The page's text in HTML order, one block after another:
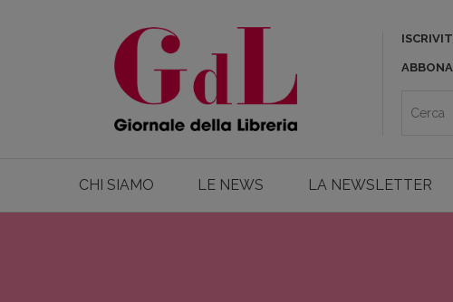
CHI SIAMO LE NEWS LA NEWSLETTER